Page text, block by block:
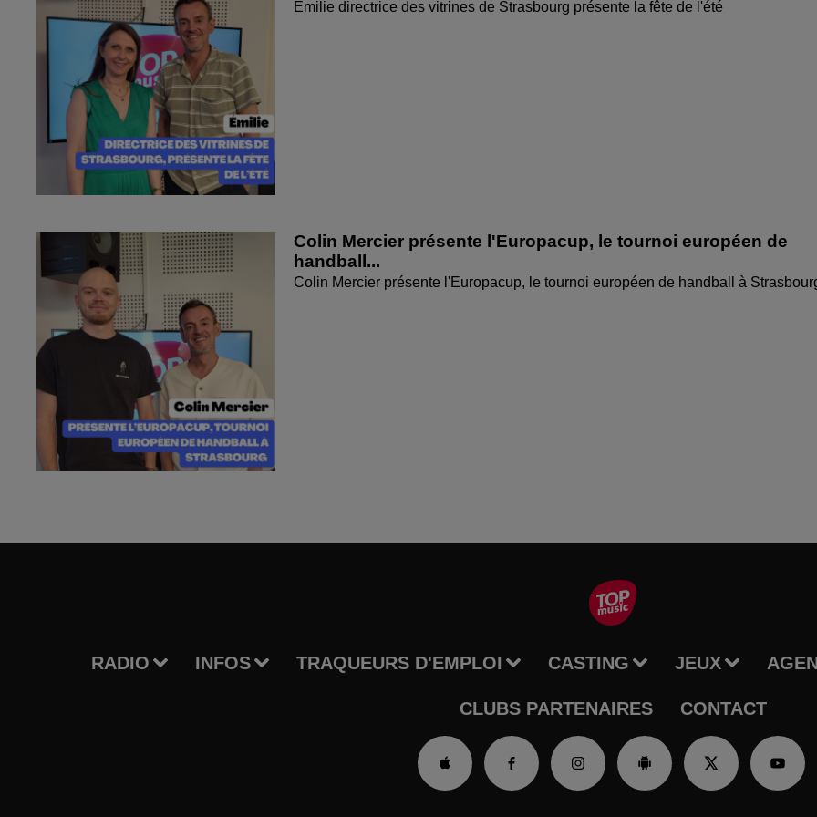
Émilie directrice des vitrines de Strasbourg présente la fête de l'été
Colin Mercier présente l'Europacup, le tournoi européen de
handball...
Colin Mercier présente l'Europacup, le tournoi européen de handball à
RADIO INFOS TRAQUEURS D'EMPLOI CASTING JEUX
CLUBS PARTENAIRES CONTACT